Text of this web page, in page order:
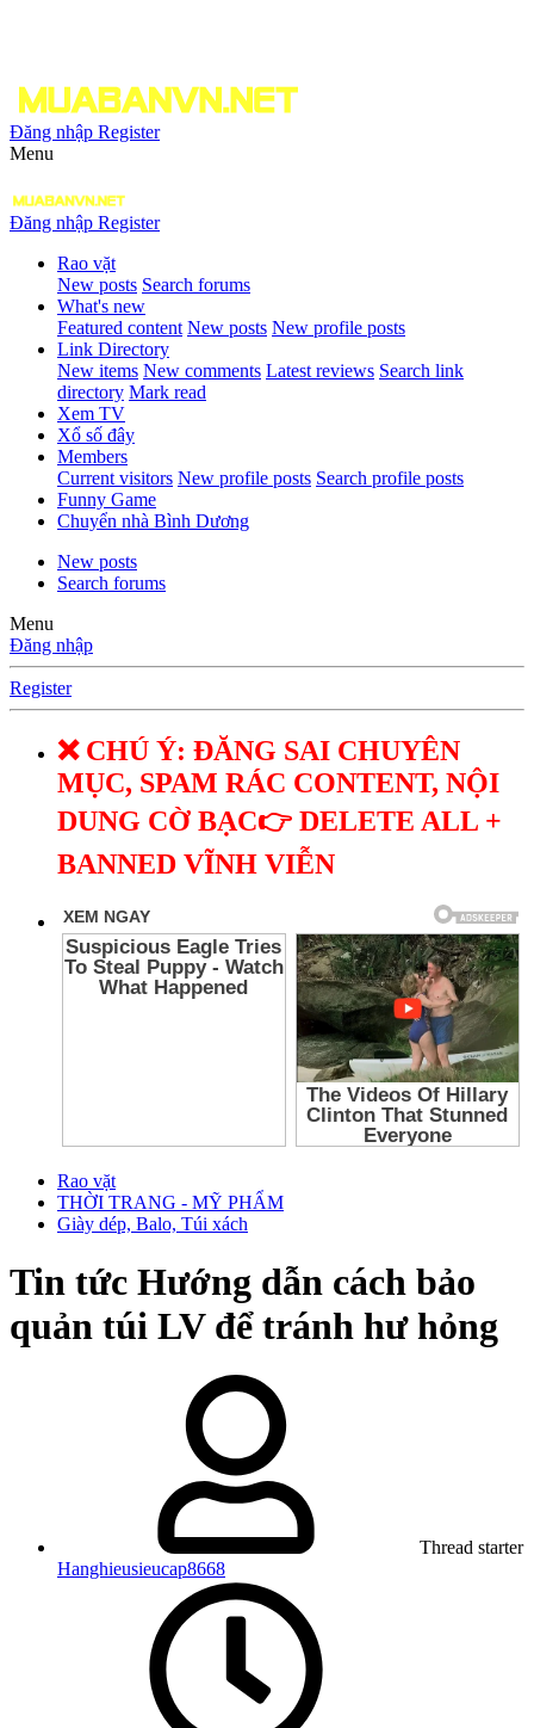
Đăng nhập Register
Menu
Đăng nhập Register
Rao vặt
New posts Search forums
What's new
Featured content New posts New profile posts
Link Directory
New items New comments Latest reviews Search link
directory Mark read
Xem TV
Xổ số đây
Members
Current visitors New profile posts Search profile posts
Funny Game
Chuyển nhà Bình Dương
New posts
Search forums
Menu
Đăng nhập
Register
❌ CHÚ Ý: ĐĂNG SAI CHUYÊN
MỤC, SPAM RÁC CONTENT, NỘI
DUNG CỜ BẠC👉 DELETE ALL +
BANNED VĨNH VIỄN
Rao vặt
THỜI TRANG - MỸ PHẨM
Giày dép, Balo, Túi xách
Tin tức Hướng dẫn cách bảo
quản túi LV để tránh hư hỏng
Thread starter
Hanghieusieucap8668